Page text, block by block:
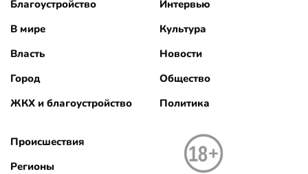
Благоустройство
В мире
Власть
Город
ЖКХ и благоустройство
Интервью
Культура
Новости
Общество
Политика
Происшествия
Регионы